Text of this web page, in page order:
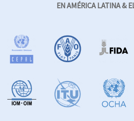
EN AMÉRICA LATINA &